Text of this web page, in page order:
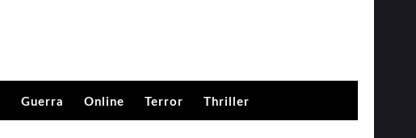
Guerra Online Terror Thriller